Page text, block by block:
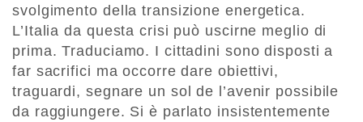
svolgimento della transizione energetica.
L’Italia da questa crisi può uscirne meglio di
prima. Traduciamo. I cit­tadini sono disposti a
far sacrifici ma occorre dare obiettivi,
traguardi, segnare un sol de l’avenir possibile
da raggiungere. Si è parlato insistentemente